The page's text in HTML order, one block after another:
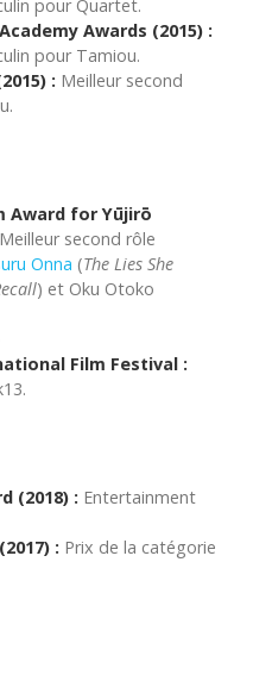
pour Quartet.
Awards (2015) :
pour Tamiou.
: Meilleur second
Award for Yūjirō
Meilleur second rôle
Onna (The Lies She
) et Oku Otoko
Film Festival :
(2018) : Entertainment
: Prix de la catégorie